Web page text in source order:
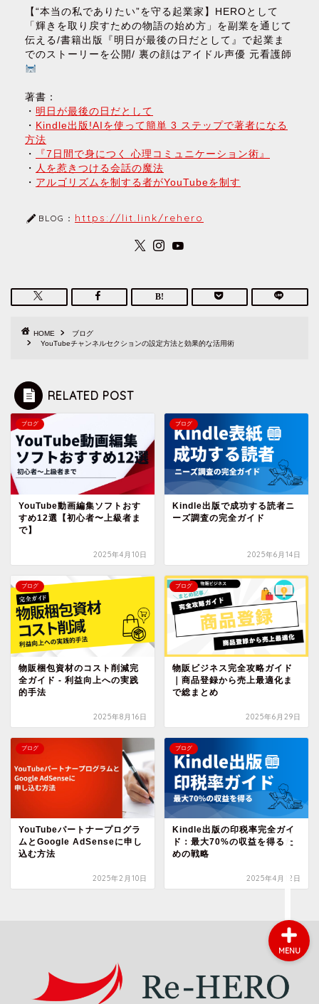
【“本当の私でありたい”を守る起業家】HEROとして
「輝きを取り戻すための物語の始め方」を副業を通じて
伝える/書籍出版『明日が最後の日だとして』で起業ま
でのストーリーを公開/ 裏の顔はアイドル声優 元看護師
著書：
・ 明日が最後の日だとして
・ Kindle出版!AIを使って簡単 3 ステップで著者になる
方法
・
『7日間で身につく 心理コミュニケーション術』
・ 人を惹きつける会話の魔法
・ アルゴリズムを制する者がYouTubeを制す
BLOG： https://lit.link/rehero
HOME
ブログ
YouTubeチャンネルセクションの設定方法と効果的な活用術
RELATED POST
ブログ
YouTube動画編集ソフトおす
すめ12選【初心者〜上級者ま
で】
2025年4月10日
ブログ
Kindle出版で成功する読者ニ
ーズ調査の完全ガイド
2025年6月14日
ブログ
物販梱包資材のコスト削減完
全ガイド - 利益向上への実践
的手法
2025年8月16日
ブログ
物販ビジネス完全攻略ガイド
｜商品登録から売上最適化ま
で総まとめ
2025年6月29日
ブログ
YouTubeパートナープログラ
ムとGoogle AdSenseに申し
込む方法
2025年2月10日
ブログ
Kindle出版の印税率完全ガイ
ド：最大70%の収益を得るた
めの戦略
2025年4月12日
MENU
会社概要
サービス
採用情報
お問い合わせ